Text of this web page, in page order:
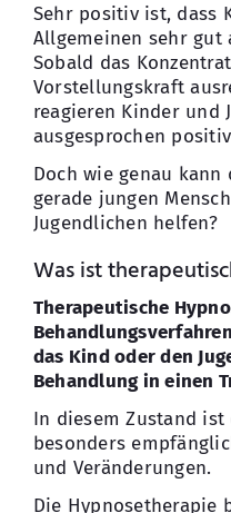
Sehr positiv ist, dass
Allgemeinen sehr gut
Sobald das
Vorstellungskraft
reagieren Kinder und
ausgesprochen
Doch wie genau
gerade jungen
Jugendlichen helfen?
Was ist
Therapeutische
das Kind oder den
Behandlung in einen
In diesem Zustand ist
besonders
und Veränderungen.
Die Hypnosetherapie